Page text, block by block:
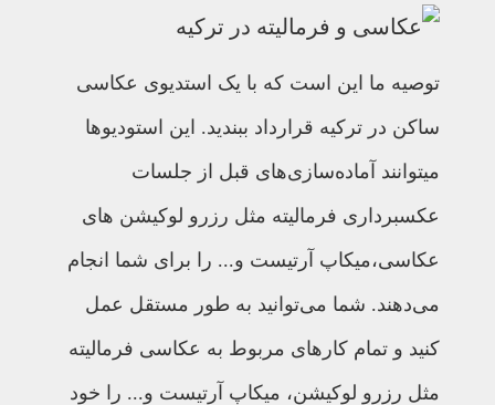
توصیه ما این است که با یک استدیوی عکاسی
ساکن در ترکیه قرارداد ببندید. این استودیوها
میتوانند آماده‌سازی‌های قبل از جلسات
عکسبرداری فرمالیته مثل رزرو لوکیشن های
عکاسی،میکاپ آرتیست و... را برای شما انجام
می‌دهند. شما می‌توانید به طور مستقل عمل
کنید و تمام کارهای مربوط به عکاسی فرمالیته
مثل رزرو لوکیشن، میکاپ آرتیست و... را خود